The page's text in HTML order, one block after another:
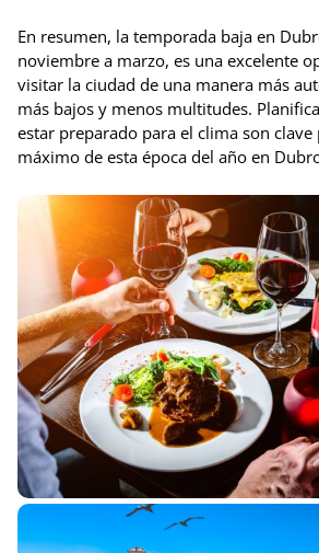
En resumen, la temporada baja en
noviembre a marzo, es una excelente
visitar la ciudad de una manera más
más bajos y menos multitudes.
estar preparado para el clima son
máximo de esta época del año en